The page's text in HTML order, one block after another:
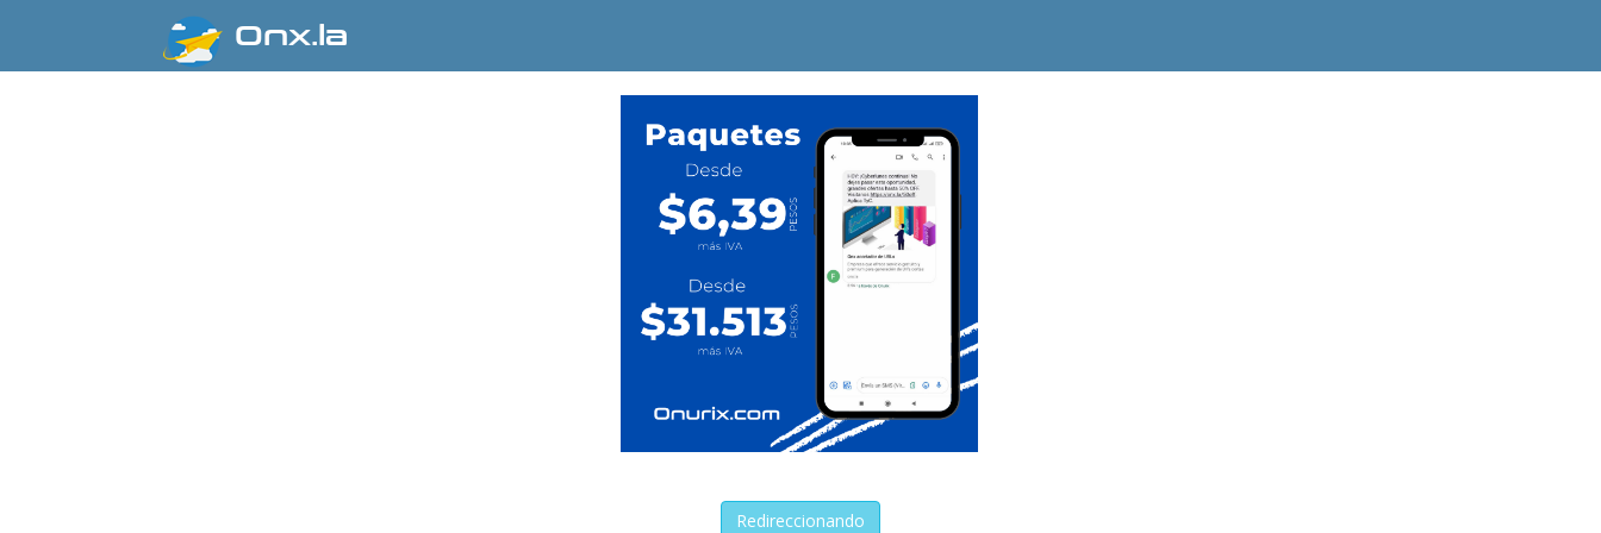
Onx.la
Redireccionando